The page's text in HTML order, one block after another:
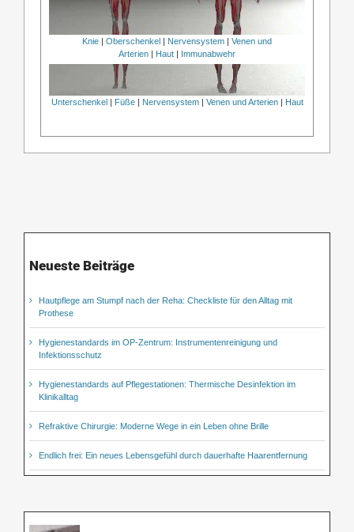
Knie Oberschenkel Nervensystem
Venen und
Arterien
Haut Immunabwehr
Unterschenkel| Füße| Nervensystem| Venen und Arterien| Haut
Neueste Beiträge
Hautpflege am Stumpf nach der Reha: Checkliste für den Alltag mit
Prothese
Hygienestandards im OP-Zentrum: Instrumentenreinigung und
Infektionsschutz
Hygienestandards auf Pflegestationen: Thermische Desinfektion im
Klinikalltag
Refraktive Chirurgie: Moderne Wege in ein Leben ohne Brille
Endlich frei: Ein neues Lebensgefühl durch dauerhafte Haarentfernung